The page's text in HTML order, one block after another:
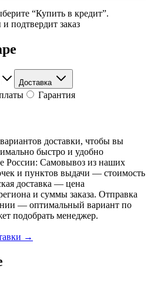
“Купить в кредит”.
подтвердит заказ
Доставка
Гарантия
доставки, чтобы вы
быстро и удобно
России: Самовывоз из наших
и пунктов выдачи — стоимость
доставка — цена
и суммы заказа. Отправка
— оптимальный вариант по
подобрать менеджер.
→